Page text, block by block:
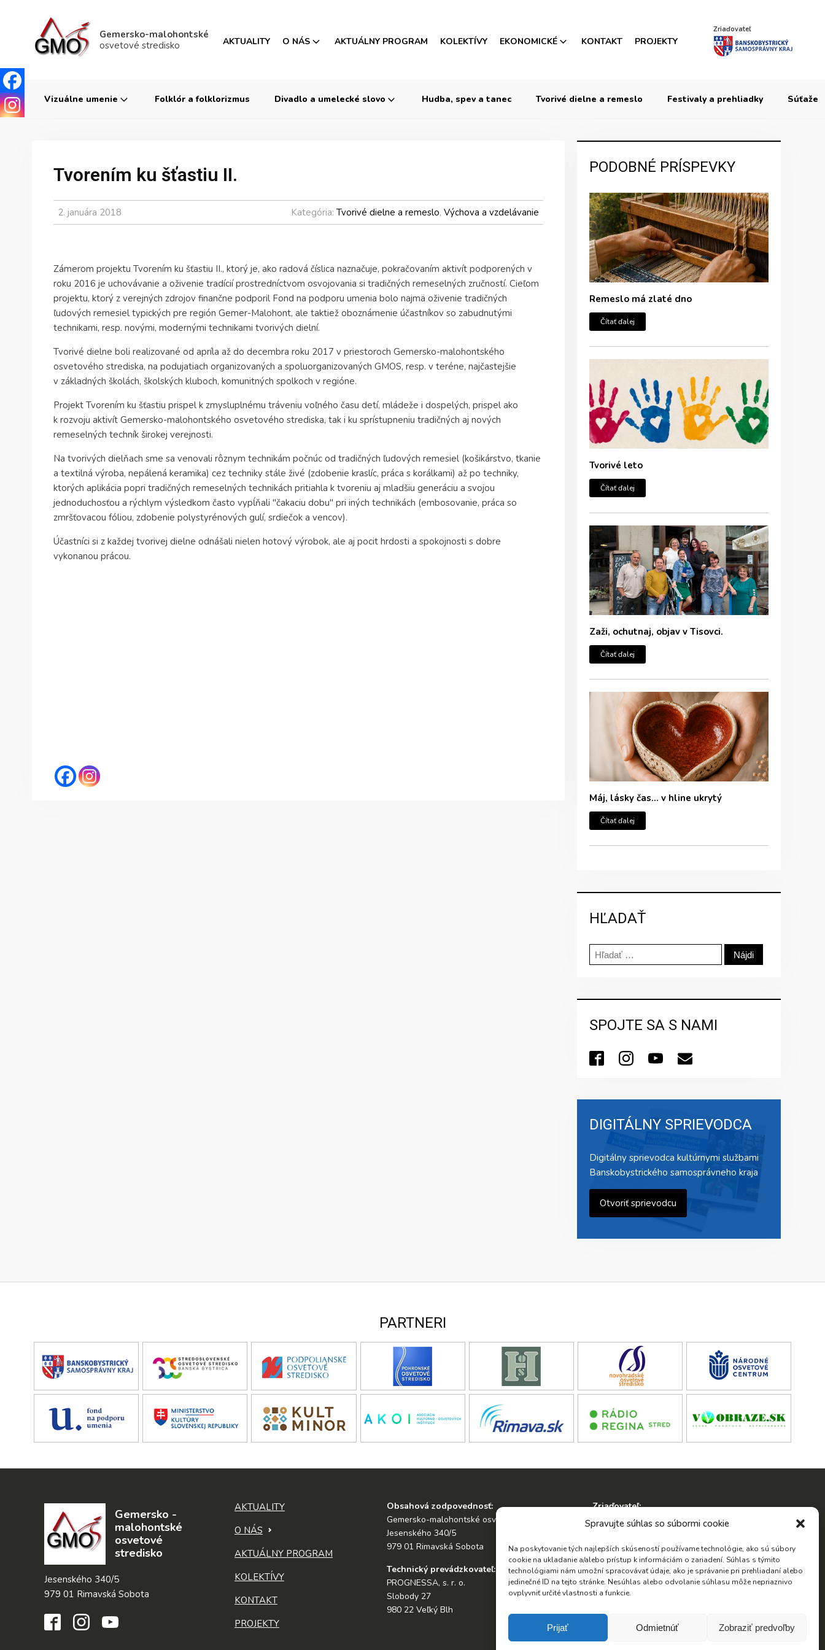
Spravujte súhlas so súbormi cookie
Na poskytovanie tých najlepších skúseností používame technológie, ako sú súbory
cookie na ukladanie a/alebo prístup k informáciám o zariadení. Súhlas s týmito
technológiami nám umožní spracovávať údaje, ako je správanie pri prehliadaní alebo
jedinečné ID na tejto stránke. Nesúhlas alebo odvolanie súhlasu môže nepriaznivo
ovplyvniť určité vlastnosti a funkcie.
Prijať Odmietnúť Zobraziť predvoľby
Gemersko-malohontské
osvetové stredisko
AKTUALITY O NÁS AKTUÁLNY PROGRAM KOLEKTÍVY EKONOMICKÉ KONTAKT PROJEKTY
Zriaďovateľ
Vizuálne umenie Folklór a folklorizmus Divadlo a umelecké slovo Hudba, spev a tanec Tvorivé dielne a remeslo Festivaly a prehliadky Súťaže
Tvorením ku šťastiu II.
2. januára 2018 Kategória: Tvorivé dielne a remeslo, Výchova a vzdelávanie
Zámerom projektu Tvorením ku šťastiu II., ktorý je, ako radová číslica naznačuje, pokračovaním aktivít podporených v
roku 2016 je uchovávanie a oživenie tradícií prostredníctvom osvojovania si tradičných remeselných zručností. Cieľom
projektu, ktorý z verejných zdrojov finančne podporil Fond na podporu umenia bolo najmä oživenie tradičných
ľudových remesiel typických pre región Gemer-Malohont, ale taktiež oboznámenie účastníkov so zabudnutými
technikami, resp. novými, modernými technikami tvorivých dielní.
Tvorivé dielne boli realizované od apríla až do decembra roku 2017 v priestoroch Gemersko-malohontského
osvetového strediska, na podujatiach organizovaných a spoluorganizovaných GMOS, resp. v teréne, najčastejšie
v základných školách, školských kluboch, komunitných spolkoch v regióne.
Projekt Tvorením ku šťastiu prispel k zmysluplnému tráveniu voľného času detí, mládeže i dospelých, prispel ako
k rozvoju aktivít Gemersko-malohontského osvetového strediska, tak i ku sprístupneniu tradičných aj nových
remeselných techník širokej verejnosti.
Na tvorivých dielňach sme sa venovali rôznym technikám počnúc od tradičných ľudových remesiel (košikárstvo, tkanie
a textilná výroba, nepálená keramika) cez techniky stále živé (zdobenie kraslíc, práca s korálkami) až po techniky,
ktorých aplikácia popri tradičných remeselných technikách pritiahla k tvoreniu aj mladšiu generáciu a svojou
jednoduchosťou a rýchlym výsledkom často vypĺňali "čakaciu dobu" pri iných technikách (embosovanie, práca so
zmršťovacou fóliou, zdobenie polystyrénových gulí, srdiečok a vencov).
Účastníci si z každej tvorivej dielne odnášali nielen hotový výrobok, ale aj pocit hrdosti a spokojnosti s dobre
vykonanou prácou.
PODOBNÉ PRÍSPEVKY
Remeslo má zlaté dno
Čítať ďalej
Tvorivé leto
Čítať ďalej
Zaži, ochutnaj, objav v Tisovci.
Čítať ďalej
Máj, lásky čas… v hline ukrytý
Čítať ďalej
HĽADAŤ
Hľadať:
SPOJTE SA S NAMI
DIGITÁLNY SPRIEVODCA
Digitálny sprievodca kultúrnymi službami
Banskobystrického samosprávneho kraja
Otvoriť sprievodcu
PARTNERI
Gemersko -
malohontské
osvetové
stredisko
Jesenského 340/5
979 01 Rimavská Sobota
AKTUALITY
O NÁS
AKTUÁLNY PROGRAM
KOLEKTÍVY
KONTAKT
PROJEKTY
Obsahová zodpovednosť:
Gemersko-malohontské osvetové stredisko
Jesenského 340/5
979 01 Rimavská Sobota
Technický prevádzkovateľ:
PROGNESSA, s. r. o.
Slobody 27
980 22 Veľký Blh
Zriaďovateľ:
Hľadať: